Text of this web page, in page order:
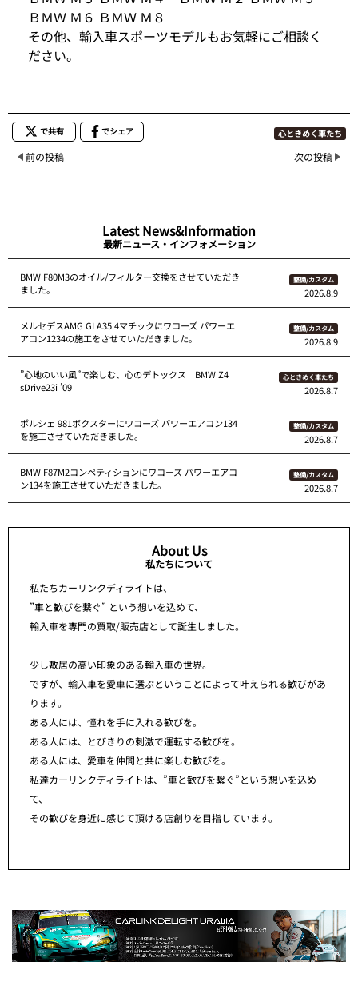
ＢＭＷ Ｍ６ ＢＭＷ Ｍ８
その他、輸入車スポーツモデルもお気軽にご相談く
ださい。
で共有 でシェア 心ときめく車たち
前の投稿 次の投稿
Latest News&Information
最新ニュース・インフォメーション
BMW F80M3のオイル/フィルター交換をさせていただき
ました。
整備/カスタム
2026.8.9
メルセデスAMG GLA35 4マチックにワコーズ パワーエ
アコン1234の施工をさせていただきました。
整備/カスタム
2026.8.9
”心地のいい風”で楽しむ、心のデトックス BMW Z4
sDrive23i ’09
心ときめく車たち
2026.8.7
ポルシェ 981ボクスターにワコーズ パワーエアコン134
を施工させていただきました。
整備/カスタム
2026.8.7
BMW F87M2コンペティションにワコーズ パワーエアコ
ン134を施工させていただきました。
整備/カスタム
2026.8.7
About Us
私たちについて
私たちカーリンクディライトは、
”車と歓びを繋ぐ” という想いを込めて、
輸入車を専門の買取/販売店として誕生しました。
少し敷居の高い印象のある輸入車の世界。
ですが、輸入車を愛車に選ぶということによって叶えられる歓びがあ
ります。
ある人には、憧れを手に入れる歓びを。
ある人には、とびきりの刺激で運転する歓びを。
ある人には、愛車を仲間と共に楽しむ歓びを。
私達カーリンクディライトは、”車と歓びを繋ぐ”という想いを込め
て、
その歓びを身近に感じて頂ける店創りを目指しています。